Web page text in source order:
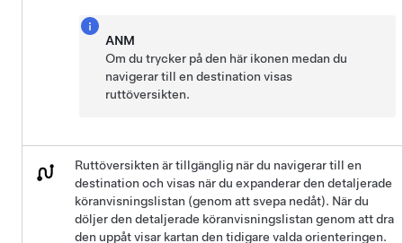
ANM
Om du trycker på den här ikonen medan du
navigerar till en destination visas
ruttöversikten.
Ruttöversikten är tillgänglig när du navigerar till en
destination och visas när du expanderar den detaljerade
köranvisningslistan (genom att svepa nedåt). När du
döljer den detaljerade köranvisningslistan genom att dra
den uppåt visar kartan den tidigare valda orienteringen.